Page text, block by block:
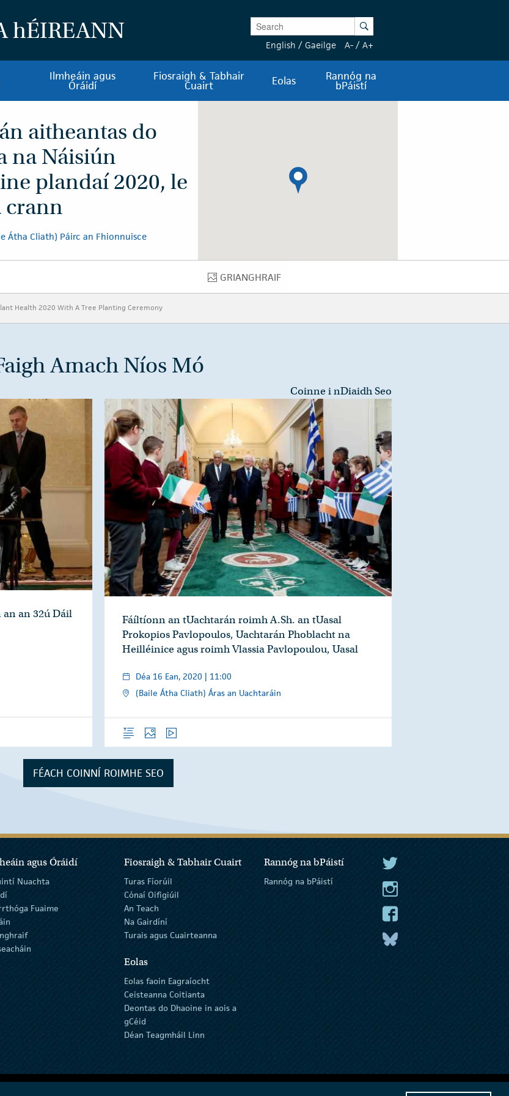
hÉIREANN Enter Keywords Search
English / Gaeilge A- / A+
Ilmheáin agus
Óráidí
Fiosraigh & Tabhair
Cuairt Eolas Rannóg na
bPáistí
aitheantas do
na Náisiún
plandaí 2020, le
crann
Átha Cliath) Páirc an Fhionnuisce
GRIANGHRAIF
GRIANGHRAIF
Health 2020 With A Tree Planting Ceremony
Amach Níos Mó
an 32ú Dáil
Coinne i nDiaidh Seo
Fáíltíonn an tUachtarán roimh A.Sh. an tUasal
Prokopios Pavlopoulos, Uachtarán Phoblacht na
Heilléinice agus roimh Vlassia Pavlopoulou, Uasal
Déa 16 Ean, 2020 | 11:00
(Baile Átha Cliath) Áras an Uachtaráin
ForléargasGrianghraif
FÉACH COINNÍ ROIMHE SEO
agus Óráidí
Nuachta
Fuaime
Fiosraigh & Tabhair Cuairt
Turas Fíorúil
Cónaí Oifigiúil
An Teach
Na Gairdíní
Turais agus Cuairteanna
Eolas
Eolas faoin Eagraíocht
Ceisteanna Coitianta
Deontas do Dhaoine in aois a
gCéid
Déan Teagmháil Linn
Rannóg na bPáistí
Rannóg na bPáistí
An tUachtarán Twitter
An tUachtarán Instagram
An tUachtarán Facebook
An tUachtarán